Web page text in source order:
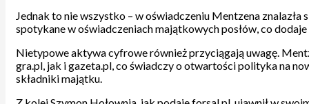
Jednak to nie wszystko – w oświadczeniu Mentzena
spotykane w oświadczeniach majątkowych posłów, co
Nietypowe aktywa cyfrowe również przyciągają uwagę.
gra.pl, jak i gazeta.pl, co świadczy o otwartości polityka na
składniki majątku.